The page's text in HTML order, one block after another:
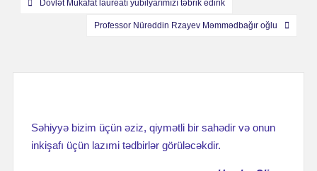
Dövlət Mükafat laureatı yubilyarımızı təbrik edirik
Professor Nürəddin Rzayev Məmmədbağır oğlu
Səhiyyə bizim üçün əziz, qiymətli bir sahədir və onun
inkişafı üçün lazımi tədbirlər görüləcəkdir.